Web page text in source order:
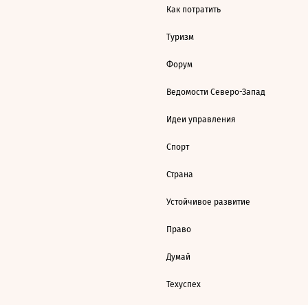
Как потратить
Туризм
Форум
Ведомости Северо-Запад
Идеи управления
Спорт
Страна
Устойчивое развитие
Право
Думай
Техуспех